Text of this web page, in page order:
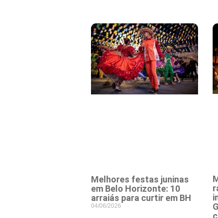
Melhores festas juninas
em Belo Horizonte: 10
arraiás para curtir em BH
04/06/2026